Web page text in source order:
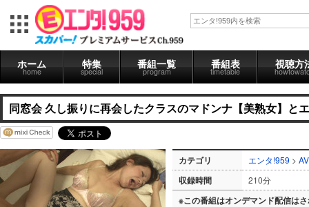
ホーム
home
特集
special
番組一覧
program
番組表
timetable
視聴方
同窓会 久し振りに再会したクラスのマドンナ【美熟女】と
カテゴリ エンタ!959 > AV
収録時間 210分
※この番組はオンデマンド配信は